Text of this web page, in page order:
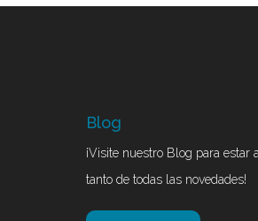
Blog
¡Visite nuestro Blog para estar
tanto de todas las novedades!